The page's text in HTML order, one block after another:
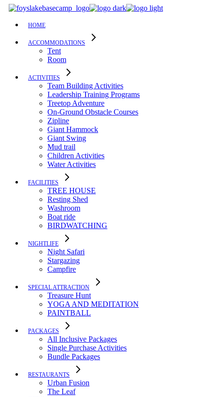
Skip
HOME
ACCOMMODATIONS
Tent
Room
ACTIVITIES
Team Building Activities
Leadership Training Programs
Treetop Adventure
On-Ground Obstacle Courses
Zipline
Giant Hammock
Giant Swing
Mud trail
Children Activities
Water Activities
FACILITIES
TREE HOUSE​
Resting Shed
Washroom
Boat ride
BIRDWATCHING
NIGHTLIFE
Night Safari
Stargazing
Campfire
SPECIAL ATTRACTION
Treasure Hunt
YOGA AND MEDITATION
PAINTBALL
PACKAGES
All Inclusive Packages
Single Purchase Activities
Bundle Packages
RESTAURANTS
Urban Fusion
The Leaf